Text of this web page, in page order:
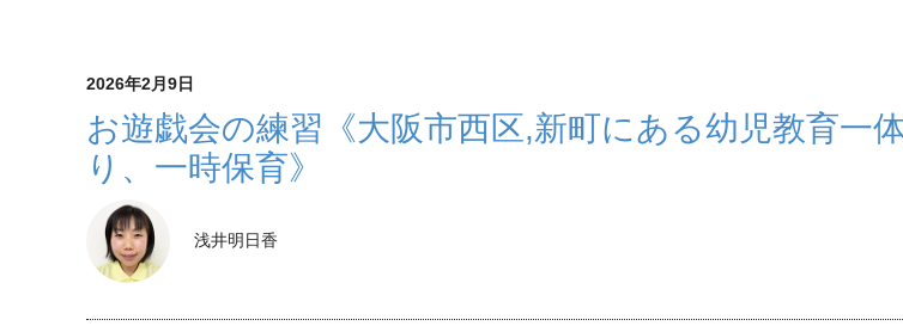
2026年2月9日
お遊戯会の練習《大阪市西区,新町にある幼児教育一
り、一時保育》
浅井明日香